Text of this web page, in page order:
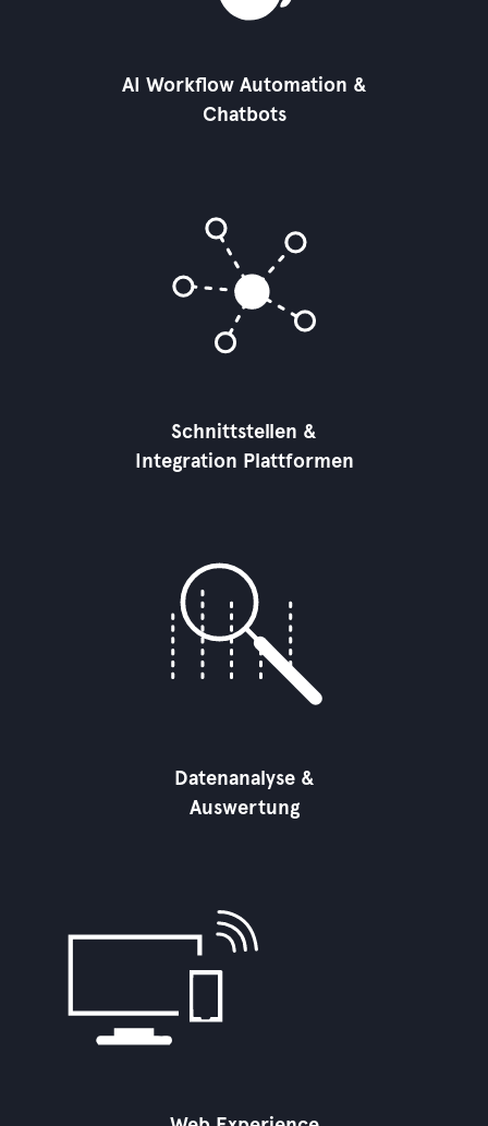
AI Workflow Automation &
Chatbots
Schnittstellen &
Integration Plattformen
Datenanalyse &
Auswertung